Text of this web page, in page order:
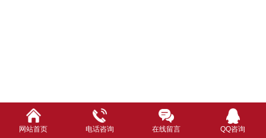
网站首页 电话咨询 在线留言 QQ咨询